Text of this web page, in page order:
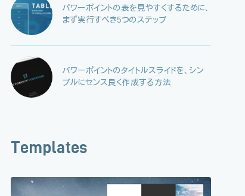
パワーポイントの表を見やすくするために、
まず実行すべき5つのステップ
パワーポイントのタイトルスライドを、シン
プルにセンス良く作成する方法
Templates